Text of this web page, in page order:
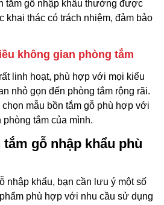
tắm gỗ nhập khẩu thường được
khai thác có trách nhiệm, đảm bảo
không gian phòng tắm
linh hoạt, phù hợp với mọi kiểu
nhỏ gọn đến phòng tắm rộng rãi.
mẫu bồn tắm gỗ phù hợp với
tắm của mình.
gỗ nhập khẩu phù
nhập khẩu, bạn cần lưu ý một số
phù hợp với nhu cầu sử dụng